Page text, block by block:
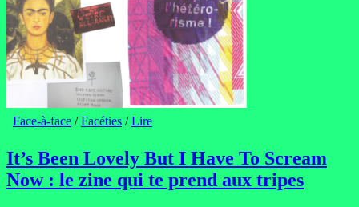
Face-à-face /Facéties /Lire
It’s Been Lovely But I Have To Scream
Now : le zine qui te prend aux tripes